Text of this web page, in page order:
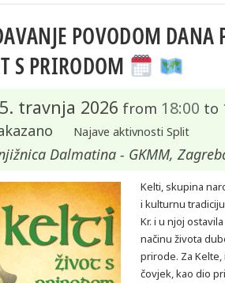
POVODOM DANA
S PRIRODOM
travnja 2026 from 18:00 to
Najave aktivnosti Split
Dalmatina - GKMM,
Kelti, skupina
i kulturnu
Kr. i u njoj
načinu života
prirode. Za
čovjek, kao dio